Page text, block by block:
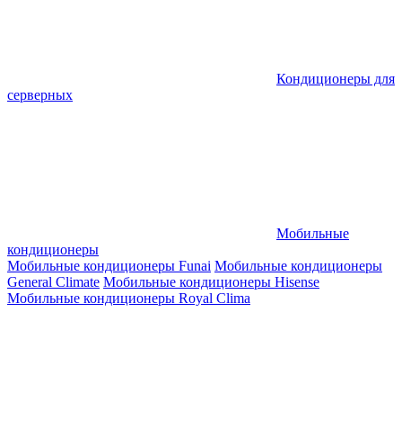
Кондиционеры для
серверных
Мобильные
кондиционеры
Мобильные кондиционеры Funai Мобильные кондиционеры
General Climate Мобильные кондиционеры Hisense
Мобильные кондиционеры Royal Clima